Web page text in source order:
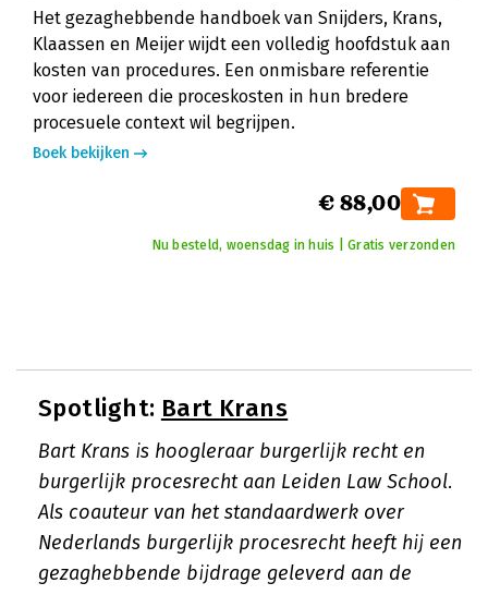
Het gezaghebbende handboek van Snijders, Krans,
Klaassen en Meijer wijdt een volledig hoofdstuk aan
kosten van procedures. Een onmisbare referentie
voor iedereen die proceskosten in hun bredere
procesuele context wil begrijpen.
Boek bekijken
€ 88,00
Nu besteld, woensdag in huis | Gratis verzonden
Spotlight: Bart Krans
Bart Krans is hoogleraar burgerlijk recht en
burgerlijk procesrecht aan Leiden Law School.
Als coauteur van het standaardwerk over
Nederlands burgerlijk procesrecht heeft hij een
gezaghebbende bijdrage geleverd aan de